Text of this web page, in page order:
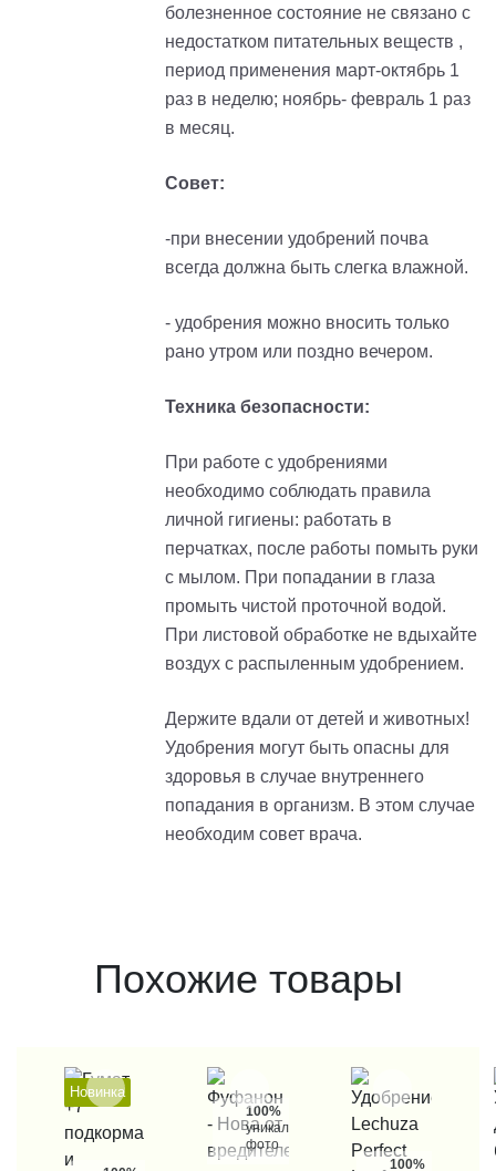
болезненное состояние не связано с
недостатком питательных веществ ,
период применения март-октябрь 1
раз в неделю; ноябрь- февраль 1 раз
в месяц.
Совет:
-при внесении удобрений почва
всегда должна быть слегка влажной.
- удобрения можно вносить только
рано утром или поздно вечером.
Техника безопасности:
При работе с удобрениями
необходимо соблюдать правила
личной гигиены: работать в
перчатках, после работы помыть руки
с мылом. При попадании в глаза
промыть чистой проточной водой.
При листовой обработке не вдыхайте
воздух с распыленным удобрением.
Держите вдали от детей и животных!
Удобрения могут быть опасны для
здоровья в случае внутреннего
попадания в организм. В этом случае
необходим совет врача.
Похожие товары
Новинка
100%
уникальные
фото
100%